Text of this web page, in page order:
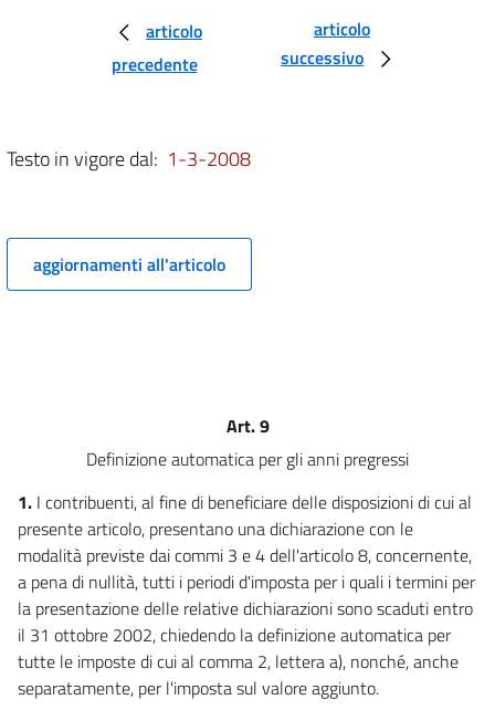
7
8
10
15
16
16 bis
17
CAPO III
PROROGHE E ALTRE DISPOSIZIONI
18
19
articolo
precedente
articolo
successivo
Testo in vigore dal: 1-3-2008
aggiornamenti all'articolo
Art. 9
Definizione automatica per gli anni pregressi
1. I contribuenti, al fine di beneficiare delle disposizioni di cui al
presente articolo, presentano una dichiarazione con le
modalità previste dai commi 3 e 4 dell'articolo 8, concernente,
a pena di nullità, tutti i periodi d'imposta per i quali i termini per
la presentazione delle relative dichiarazioni sono scaduti entro
il 31 ottobre 2002, chiedendo la definizione automatica per
tutte le imposte di cui al comma 2, lettera a), nonché, anche
separatamente, per l'imposta sul valore aggiunto.